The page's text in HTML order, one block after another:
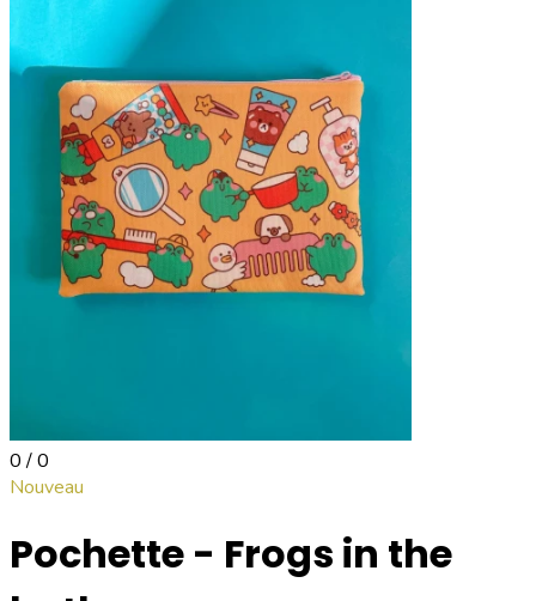
0 / 0
Nouveau
Pochette - Frogs in the